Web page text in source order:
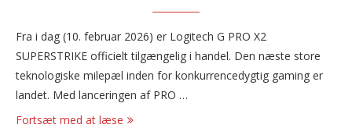
Fra i dag (10. februar 2026) er Logitech G PRO X2
SUPERSTRIKE officielt tilgængelig i handel. Den næste store
teknologiske milepæl inden for konkurrencedygtig gaming er
landet. Med lanceringen af PRO …
Fortsæt med at læse